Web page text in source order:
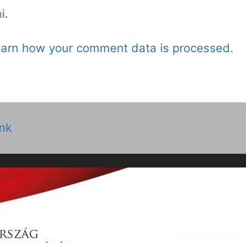
.
how your comment data is processed.